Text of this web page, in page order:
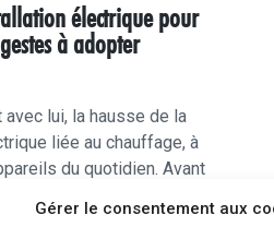
Gérer le consentement aux
électrique pour
à adopter
avec lui, la hausse de la
liée au chauffage, à
du quotidien. Avant